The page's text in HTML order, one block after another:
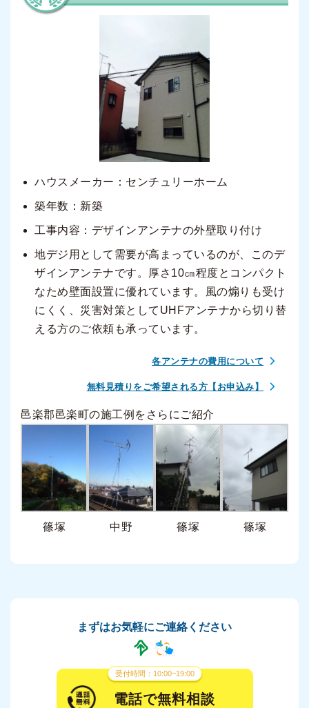
ハウスメーカー：センチュリーホーム
築年数：新築
工事内容：デザインアンテナの外壁取り付け
地デジ用として需要が高まっているのが、このデ
ザインアンテナです。厚さ10㎝程度とコンパクト
なため壁面設置に優れています。風の煽りも受け
にくく、災害対策としてUHFアンテナから切り替
える方のご依頼も承っています。
各アンテナの費用について
無料見積りをご希望される方【お申込み】
邑楽郡邑楽町の施工例をさらにご紹介
篠塚 中野 篠塚 篠塚
まずはお気軽にご連絡ください
受付時間：10:00~19:00
電話で無料相談